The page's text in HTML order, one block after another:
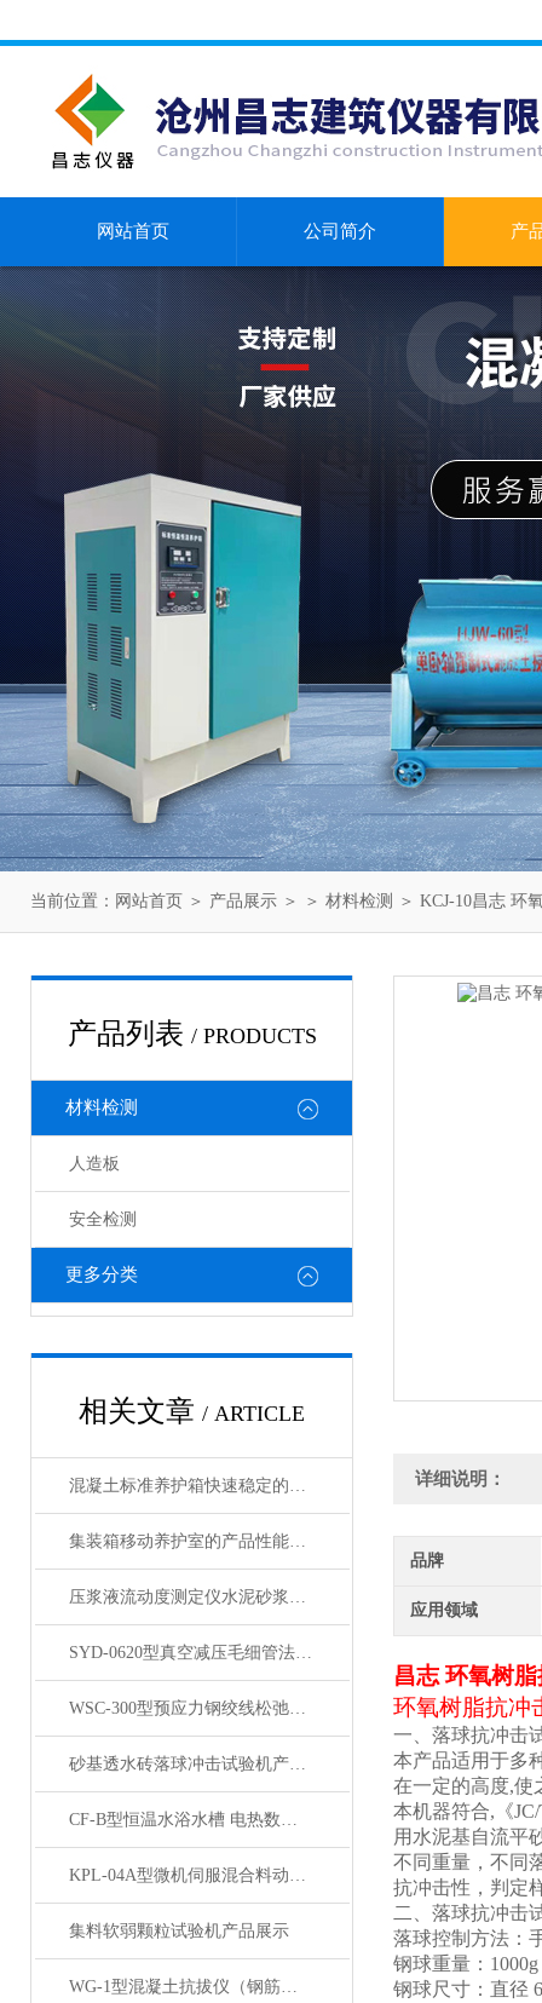
网站首页 公司简介 产
当前位置： 网站首页 ＞ 产品展示 ＞ ＞ 材料检测 ＞ KCJ-10昌志 环
产品列表 / PRODUCTS
材料检测
人造板
安全检测
更多分类
相关文章 / ARTICLE
混凝土标准养护箱快速稳定的温湿度调节，确保标准化养护
集装箱移动养护室的产品性能特点和基本配置要求
压浆液流动度测定仪水泥砂浆稠度测定仪产品展示
SYD-0620型真空减压毛细管法沥青动力粘度试验仪展示
WSC-300型预应力钢绞线松弛试验机 产品展示
砂基透水砖落球冲击试验机产品展示
CF-B型恒温水浴水槽 电热数显实验室水浴锅加热产品展示
KPL-04A型微机伺服混合料动态疲劳试验机产品展示
集料软弱颗粒试验机产品展示
WG-1型混凝土抗拔仪（钢筋握裹力试验）产品展示
详细说明：
品牌
应用领域
昌志 环氧树
环氧树脂抗冲
一、落球抗冲击
本产品适用于多
在一定的高度,使
本机器符合,《
用水泥基自流平
不同重量，不同
抗冲击性，判定
二、落球抗冲击
落球控制方法：
钢球重量： 1000g
钢球尺寸：直径